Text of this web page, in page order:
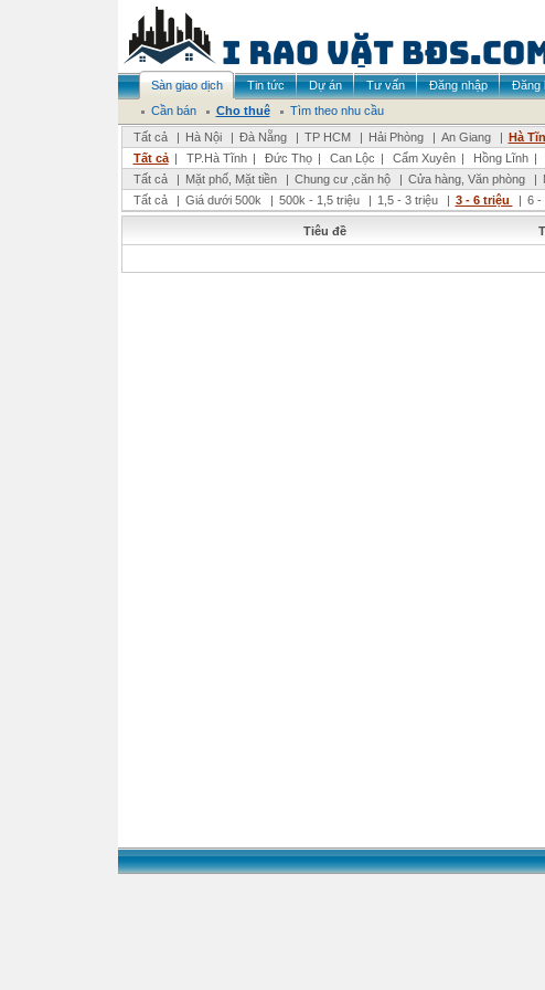
Sàn giao dịch Tin tức Dự án Tư vấn Đăng nhập Đăng
Cần bán
Cho thuê
Tìm theo nhu cầu
Tất cả
| Hà Nội | Đà Nẵng | TP HCM | Hải Phòng | An Giang | Hà
Tất cả | TP.Hà Tĩnh | Đức Thọ | Can Lộc | Cẩm Xuyên | Hồng Lĩnh |
Tất cả
| Mặt phố, Mặt tiền | Chung cư ,căn hộ | Cửa hàng, Văn phòng |
Tất cả
| Giá dưới 500k | 500k - 1,5 triệu | 1,5 - 3 triệu | 3 - 6 triệu | 6 -
Tiêu đề